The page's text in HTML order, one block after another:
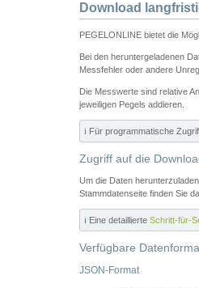
Download
PEGELONLINE bietet die
Bei den heruntergeladenen
Messfehler oder andere
Die Messwerte sind relative
jeweiligen Pegels addieren.
ℹ️ Für programmatische
Zugriff auf die
Um die Daten
Stammdatenseite finden Sie
ℹ️ Eine detaillierte Schritt-für-
Verfügbare
JSON-Format